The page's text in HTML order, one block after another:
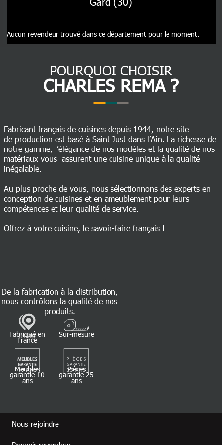
Aucun revendeur trouvé dans ce département pour le moment.
POURQUOI CHOISIR
CHARLES REMA ?
Fabricant français de cuisines depuis 1944, notre site
de production est basé à Saint Just dans l’Ain. La richesse de
notre gamme, l’élégance de nos modèles et la qualité de nos
matériaux vous assurent une cuisine unique à la qualité
inégalable.
Au plus proche de vous, nous sélectionnons des experts en
conception de cuisines et en ameublement pour leurs
compétences et leur qualité de service.
Offrez à votre cuisine, le savoir-faire français !
De la fabrication à la distribution,
nous contrôlons la qualité de nos
produits.
Fabriqué en
France
Sur-mesure
Meubles
garantie 10
ans
Pièces
garantie 25
ans
Nous rejoindre